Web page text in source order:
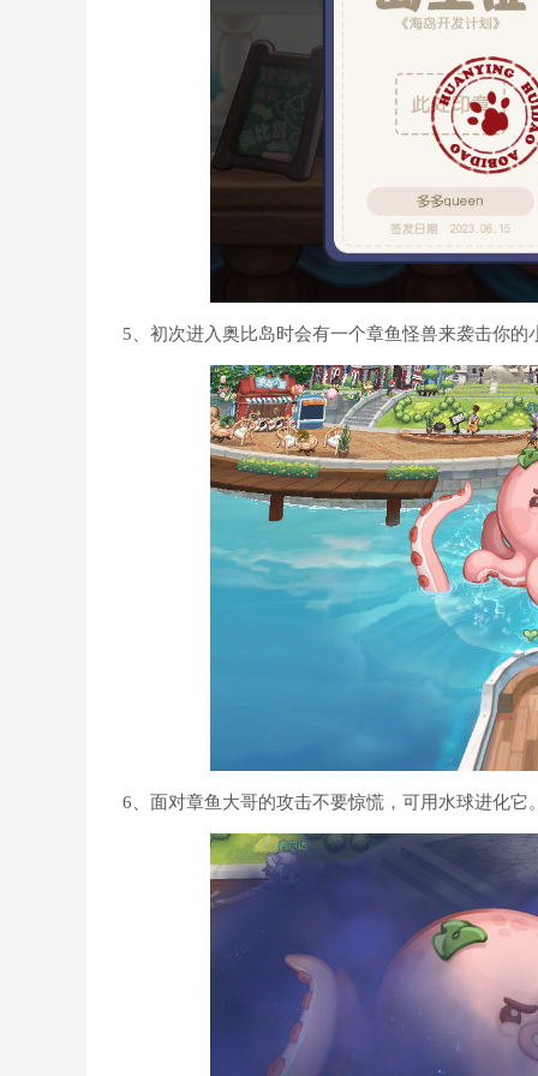
5、初次进入奥比岛时会有一个章鱼怪兽来袭击你的
6、面对章鱼大哥的攻击不要惊慌，可用水球进化它